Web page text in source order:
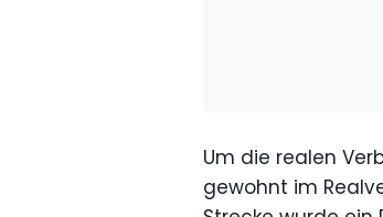
Um die realen
gewohnt im